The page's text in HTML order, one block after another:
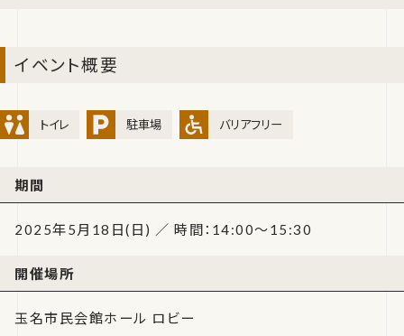
イベント概要
トイレ 駐車場 バリアフリー
期間
2025年5月18日(日) ／ 時間：14:00～15:30
開催場所
玉名市民会館ホール ロビー